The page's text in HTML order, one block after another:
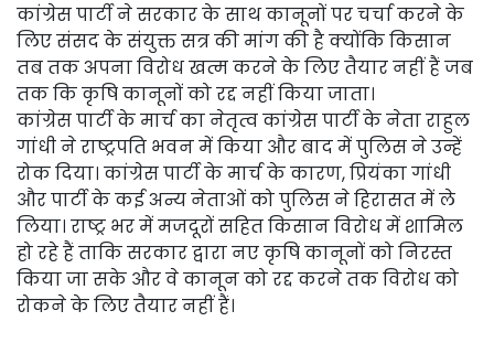
कांग्रेस पार्टी ने सरकार के साथ कानूनों पर चर्चा करने के
लिए संसद के संयुक्त सत्र की मांग की है क्योंकि किसान
तब तक अपना विरोध खत्म करने के लिए तैयार नहीं हैं जब
तक कि कृषि कानूनों को रद्द नहीं किया जाता।
कांग्रेस पार्टी के मार्च का नेतृत्व कांग्रेस पार्टी के नेता राहुल
गांधी ने राष्ट्रपति भवन में किया और बाद में पुलिस ने उन्हें
रोक दिया। कांग्रेस पार्टी के मार्च के कारण, प्रियंका गांधी
और पार्टी के कई अन्य नेताओं को पुलिस ने हिरासत में ले
लिया। राष्ट्र भर में मजदूरों सहित किसान विरोध में शामिल
हो रहे हैं ताकि सरकार द्वारा नए कृषि कानूनों को निरस्त
किया जा सके और वे कानून को रद्द करने तक विरोध को
रोकने के लिए तैयार नहीं हैं।